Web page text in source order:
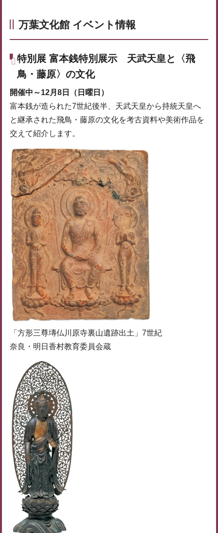
万葉文化館 イベント情報
特別展 富本銭特別展示 天武天皇と〈飛
鳥・藤原〉の文化
開催中～12月8日（日曜日）
富本銭が造られた7世紀後半、天武天皇から持統天皇へ
と継承された飛鳥・藤原の文化を考古資料や美術作品を
交えて紹介します。
「方形三尊塼仏川原寺裏山遺跡出土」7世紀
奈良・明日香村教育委員会蔵